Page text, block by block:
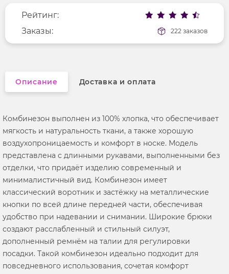
Фактура материала
текстильный
Длина рукава
длинные
Вырез горловины
отложной воротник
Рейтинг:
Заказы:
222 заказов
Описание Доставка и оплата
Комбинезон выполнен из 100% хлопка, что обеспечивает
мягкость и натуральность ткани, а также хорошую
воздухопроницаемость и комфорт в носке. Модель
представлена с длинными рукавами, выполненными без
отделки, что придаёт изделию современный и
минималистичный вид. Комбинезон имеет
классический воротник и застёжку на металлические
кнопки по всей длине передней части, обеспечивая
удобство при надевании и снимании. Широкие брюки
создают расслабленный и стильный силуэт,
дополненный ремнём на талии для регулировки
посадки. Такой комбинезон идеально подходит для
повседневного использования, сочетая комфорт